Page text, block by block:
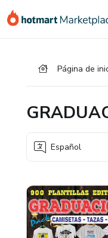
Página de
Español